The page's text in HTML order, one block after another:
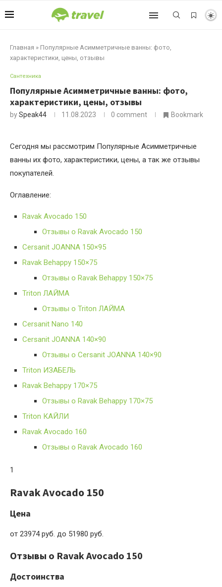
Главная » Популярные Асимметричные ванны: фото,
характеристики, цены, отзывы
Сантехника
Популярные Асимметричные ванны: фото,
характеристики, цены, отзывы
bySpeak44 11.08.2023 0 comment Bookmark
Сегодня мы рассмотрим Популярные Асимметричные
ванны их фото, характеристики, цены, а так же отзывы
покупателей.
Оглавление:
Ravak Avocado 150
Отзывы о Ravak Avocado 150
Cersanit JOANNA 150×95
Ravak Behappy 150×75
Отзывы о Ravak Behappy 150×75
Triton ЛАЙМА
Отзывы о Triton ЛАЙМА
Cersanit Nano 140
Cersanit JOANNA 140×90
Отзывы о Cersanit JOANNA 140×90
Triton ИЗАБЕЛЬ
Ravak Behappy 170×75
Отзывы о Ravak Behappy 170×75
Triton КАЙЛИ
Ravak Avocado 160
Отзывы о Ravak Avocado 160
1
Ravak Avocado 150
Цена
от 23974 руб. до 51980 руб.
Отзывы о Ravak Avocado 150
Достоинства